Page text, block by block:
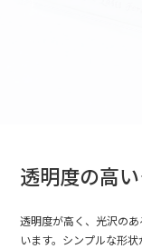
透明度の高
透明度が高く、光沢の
います。シンプルな形